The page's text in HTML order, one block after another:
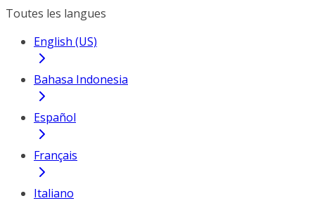
Toutes les langues
English (US)
Bahasa Indonesia
Español
Français
Italiano